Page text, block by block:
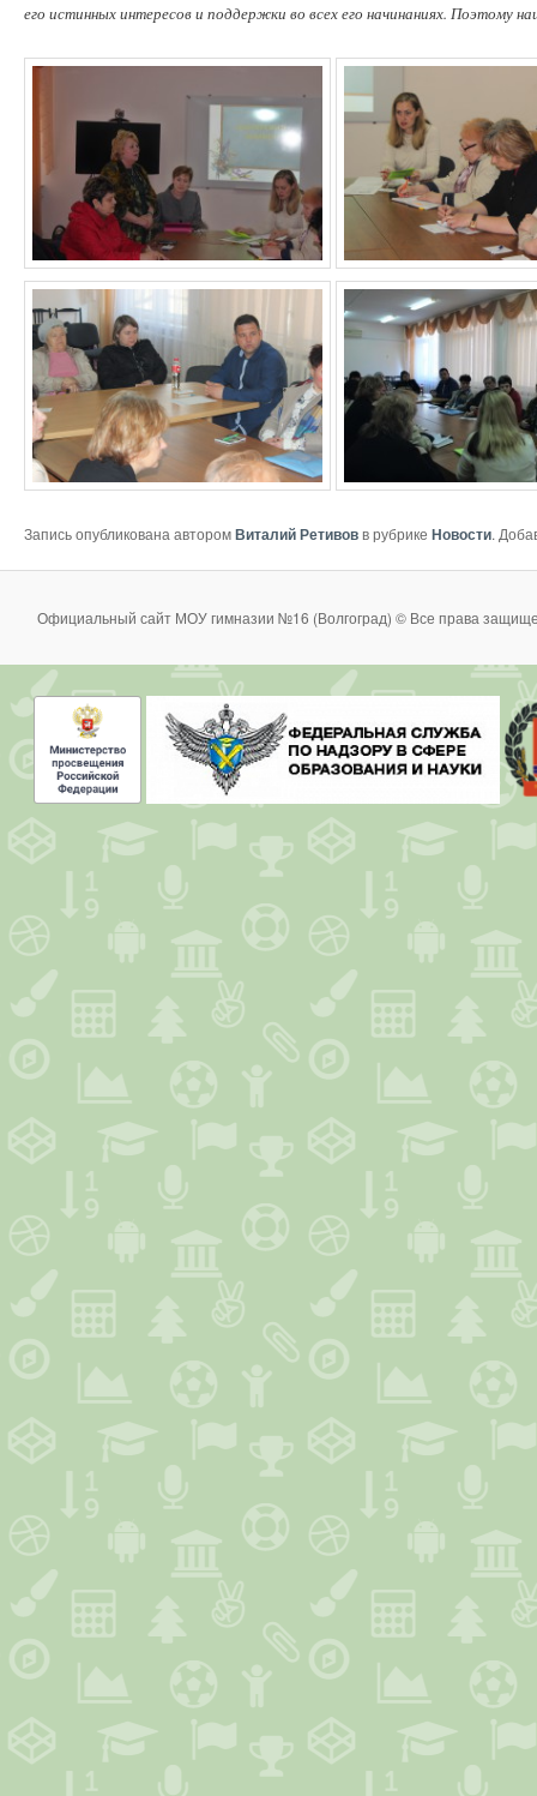
его истинных интересов и поддержки во всех его начинаниях. Поэтому
Запись опубликована авторомВиталий Ретивовв рубрике Новости.
Официальный сайт МОУ гимназии №16 (Волгоград) © Все права